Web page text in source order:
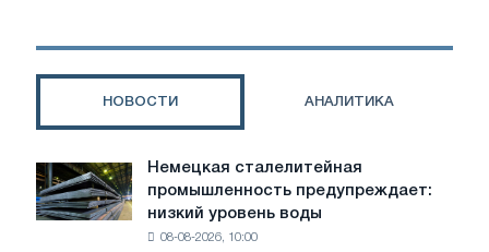
и
НОВОСТИ АНАЛИТИКА
Немецкая
сталелитейная
промышленность
предупреждает:
Немецкая сталелитейная
промышленность предупреждает:
низкий уровень воды
08-08-2026, 10:00